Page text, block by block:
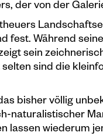
der von der
fest. Während
sein
sind die
bisher völlig
naturalistischer
lassen wiederum